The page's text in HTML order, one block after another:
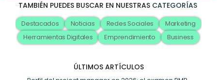
TAMBIÉN PUEDES BUSCAR EN NUESTRAS CATEGORÍAS
Destacados Noticias Redes Sociales
Marketing
Herramientas Digitales
Emprendimiento Business
ÚLTIMOS ARTÍCULOS